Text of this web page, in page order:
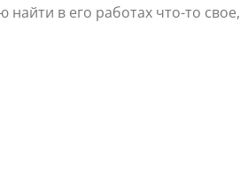
в его работах что-то свое,